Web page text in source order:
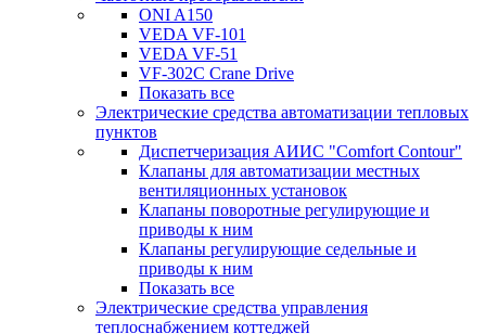
ONI A150
VEDA VF-101
VEDA VF-51
VF-302C Crane Drive
Показать все
Электрические средства автоматизации тепловых
пунктов
Диспетчеризация АИИС "Comfort Contour"
Клапаны для автоматизации местных
вентиляционных установок
Клапаны поворотные регулирующие и
приводы к ним
Клапаны регулирующие седельные и
приводы к ним
Показать все
Электрические средства управления
теплоснабжением коттеджей